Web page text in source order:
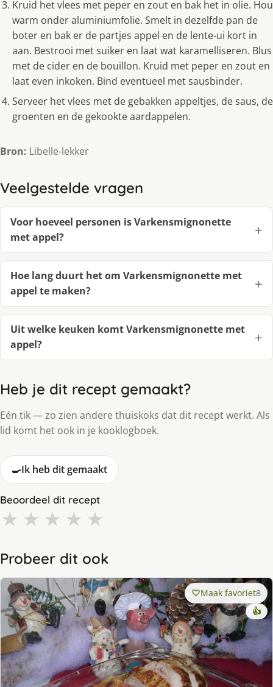
Kruid het vlees met peper en zout en bak het in olie. Hou
warm onder aluminiumfolie. Smelt in dezelfde pan de
boter en bak er de partjes appel en de lente-ui kort in
aan. Bestrooi met suiker en laat wat karamelliseren. Blus
met de cider en de bouillon. Kruid met peper en zout en
laat even inkoken. Bind eventueel met sausbinder.
Serveer het vlees met de gebakken appeltjes, de saus, de
groenten en de gekookte aardappelen.
Bron: Libelle-lekker
Veelgestelde vragen
Voor hoeveel personen is Varkensmignonette
met appel?
Hoe lang duurt het om Varkensmignonette met
appel te maken?
Uit welke keuken komt Varkensmignonette met
appel?
Heb je dit recept gemaakt?
Eén tik — zo zien andere thuiskoks dat dit recept werkt. Als
lid komt het ook in je kooklogboek.
🍳Ik heb dit gemaakt
Beoordeel dit recept
★ ★ ★ ★ ★
Probeer dit ook
Maak favoriet8
👍